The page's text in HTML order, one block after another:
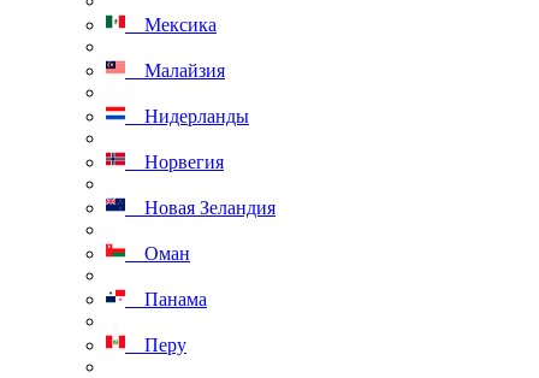
Мексика
Малайзия
Нидерланды
Норвегия
Новая Зеландия
Оман
Панама
Перу